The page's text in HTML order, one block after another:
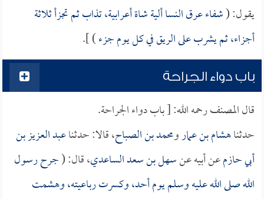
يقول: (شفاء عرق النسا ألية شاة أعرابية، تذاب ثم تجزأ ثلاثة
أجزاء، ثم يشرب على الريق في كل يوم جزء) ].
باب دواء الجراحة
قال المصنف رحمه الله: [ باب دواء الجراحة.
حدثناهشام بن عمارومحمد بن الصباح، قالا: حدثناعبد العزيز بن
أبي حازمعن أبيه عنسهل بن سعد الساعدي، قال: (جرح رسول
الله صلى الله عليه وسلم يوم أحد، وكسرت رباعيته، وهشمت